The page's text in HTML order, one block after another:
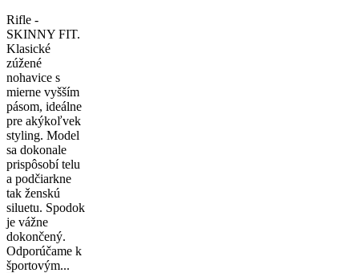
Rifle -
SKINNY FIT.
Klasické
zúžené
nohavice s
mierne vyšším
pásom, ideálne
pre akýkoľvek
styling. Model
sa dokonale
prispôsobí telu
a podčiarkne
tak ženskú
siluetu. Spodok
je vážne
dokončený.
Odporúčame k
športovým...